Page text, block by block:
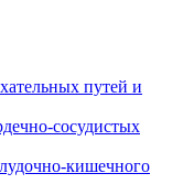
путей и
сосудистых
кишечного